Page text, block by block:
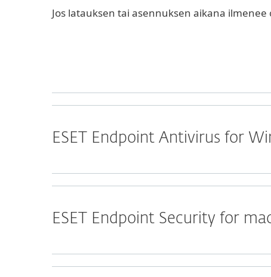
Jos latauksen tai asennuksen aikana
ESET Endpoint Antivirus for
ESET Endpoint Security for